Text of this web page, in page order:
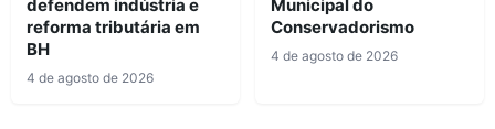
defendem indústria e
reforma tributária em
BH
4 de agosto de 2026
Municipal do
Conservadorismo
4 de agosto de 2026